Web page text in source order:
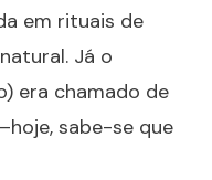
em rituais de
Já o
era chamado de
sabe-se que